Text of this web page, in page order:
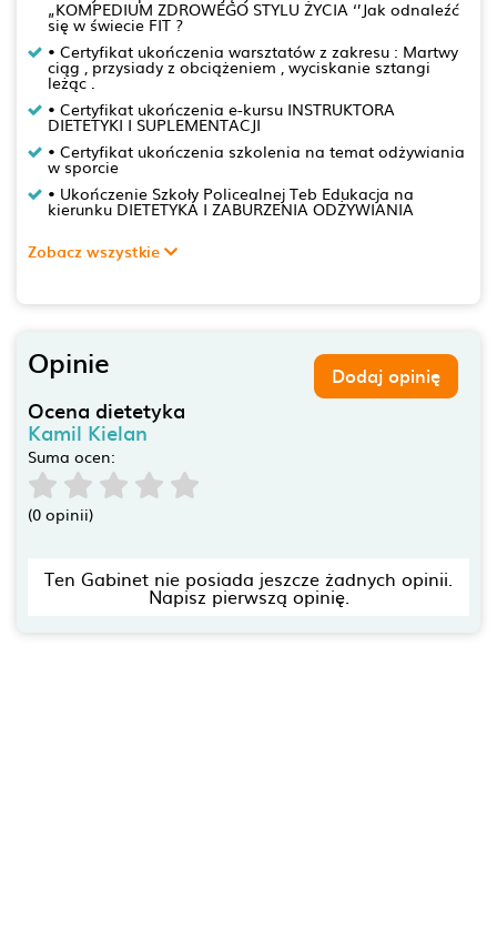
„KOMPEDIUM ZDROWEGO STYLU ŻYCIA ‘’Jak odnaleźć
się w świecie FIT ?
• Certyfikat ukończenia warsztatów z zakresu : Martwy
ciąg , przysiady z obciążeniem , wyciskanie sztangi
leżąc .
• Certyfikat ukończenia e-kursu INSTRUKTORA
DIETETYKI I SUPLEMENTACJI
• Certyfikat ukończenia szkolenia na temat odżywiania
w sporcie
• Ukończenie Szkoły Policealnej Teb Edukacja na
kierunku DIETETYKA I ZABURZENIA ODŻYWIANIA
Zobacz wszystkie
Opinie Dodaj opinię
Ocena dietetyka
Kamil Kielan
Suma ocen:
(0 opinii)
Ten Gabinet nie posiada jeszcze żadnych opinii.
Napisz pierwszą opinię.